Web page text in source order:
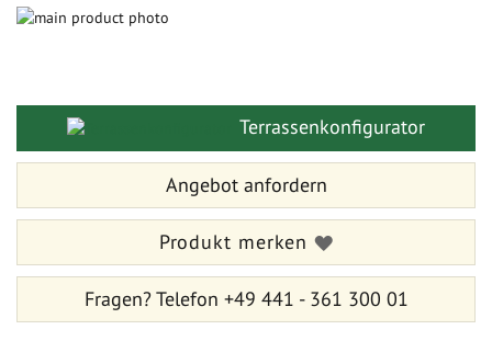
Zum
springen
Bildergalerie
springen
Terrassenkonfigurator
Angebot anfordern
Produkt merken
Fragen?Telefon +49 441 - 361 300 01